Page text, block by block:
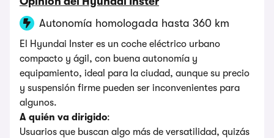
Autonomía homologada hasta 360 km
El Hyundai Inster es un coche eléctrico urbano
compacto y ágil, con buena autonomía y
equipamiento, ideal para la ciudad, aunque su precio
y suspensión firme pueden ser inconvenientes para
algunos.
A quién va dirigido:
Usuarios que buscan algo más de versatilidad, quizás